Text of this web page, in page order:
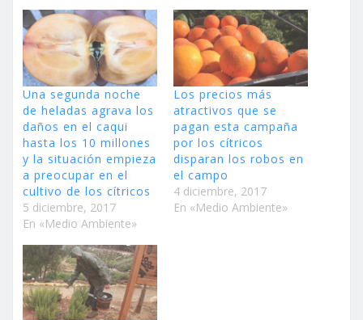
Una segunda noche
de heladas agrava los
daños en el caqui
hasta los 10 millones
y la situación empieza
a preocupar en el
cultivo de los cítricos
5 diciembre, 2017
En «Medio Ambiente»
Los precios más
atractivos que se
pagan esta campaña
por los cítricos
disparan los robos en
el campo
4 diciembre, 2017
En «Medio Ambiente»